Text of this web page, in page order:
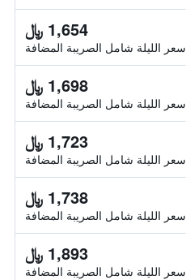
1,654 ﷼
سعر الليلة شامل الصريبة المضافة
1,698 ﷼
سعر الليلة شامل الصريبة المضافة
1,723 ﷼
سعر الليلة شامل الصريبة المضافة
1,738 ﷼
سعر الليلة شامل الصريبة المضافة
1,893 ﷼
سعر الليلة شامل الصريبة المضافة